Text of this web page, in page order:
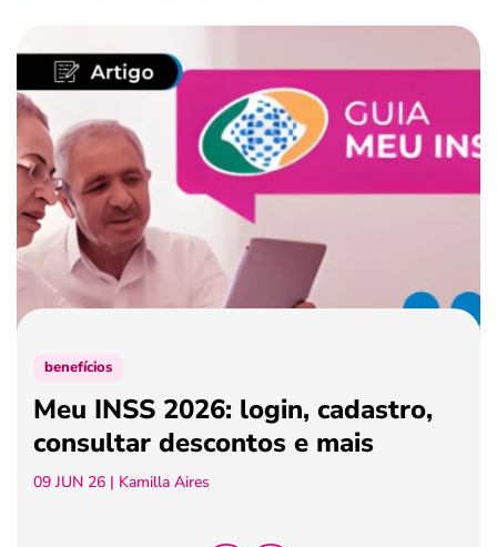
benefícios
crédito fácil
últimas notícias
ferramentas
benefícios
Meu INSS 2026: login, cadastro,
consultar descontos e mais
09 JUN 26 | Kamilla Aires